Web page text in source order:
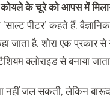
के चूरे को आपस में
पीटर’ कहते हैं. वैज्ञानिक
जाता है. शोरा एक प्रकार
क्लोराइड से बनाया
नहीं जल सकती, लेकिन